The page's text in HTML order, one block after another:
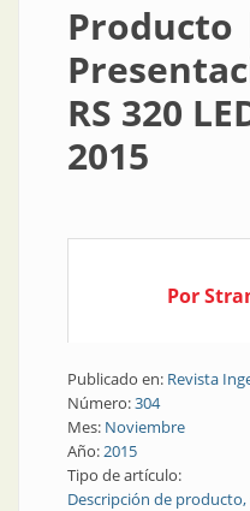
Producto
RS 320
2015
Por
Publicado en: Revista
Número:304
Mes: Noviembre
Año:2015
Tipo de artículo:
Descripción de